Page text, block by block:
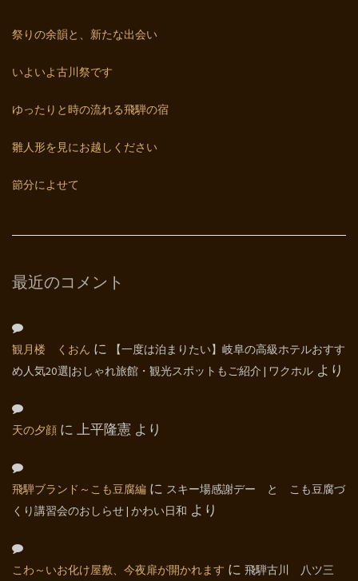
祭りの余韻と、新たな出会い
いよいよ古川祭です
ゆったりと時の流れる飛騨の宿
雛人形を見にお越しください
節分によせて
最近のコメント
観月楼 くおん に
【一度は泊まりたい】岐阜の高級ホテルおすす
め人気20選|おしゃれ旅館・観光スポットもご紹介 | ワクホル より
天の夕顔 に 上平隆憲 より
飛騨ブランド～こも豆腐編 に スキー場感謝デー と こも豆腐づ
くり講習会のおしらせ | かわい日和 より
こわ～いお化け屋敷、今夜扉が開かれます に 飛騨古川 八ツ三